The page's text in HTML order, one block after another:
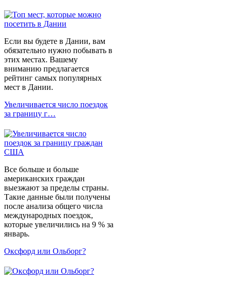
Если вы будете в Дании, вам
обязательно нужно побывать в
этих местах. Вашему
вниманию предлагается
рейтинг самых популярных
мест в Дании.
Увеличивается число поездок
за границу г…
Все больше и больше
американских граждан
выезжают за пределы страны.
Такие данные были получены
после анализа общего числа
международных поездок,
которые увеличились на 9 % за
январь.
Оксфорд или Ольборг?